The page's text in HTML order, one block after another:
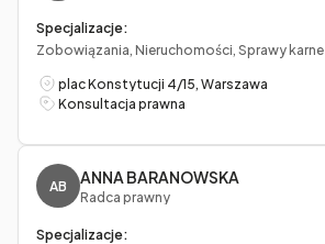
Specjalizacje:
Zobowiązania, Nieruchomości, Sprawy karne
plac Konstytucji 4/15, Warszawa
Konsultacja prawna
AB ANNA BARANOWSKA
Radca prawny
Specjalizacje: